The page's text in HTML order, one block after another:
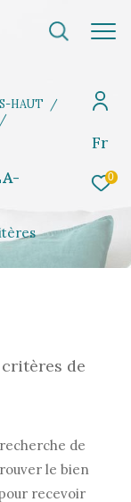
Fr
0
HAUT
de
de
le bien
recevoir
à vos